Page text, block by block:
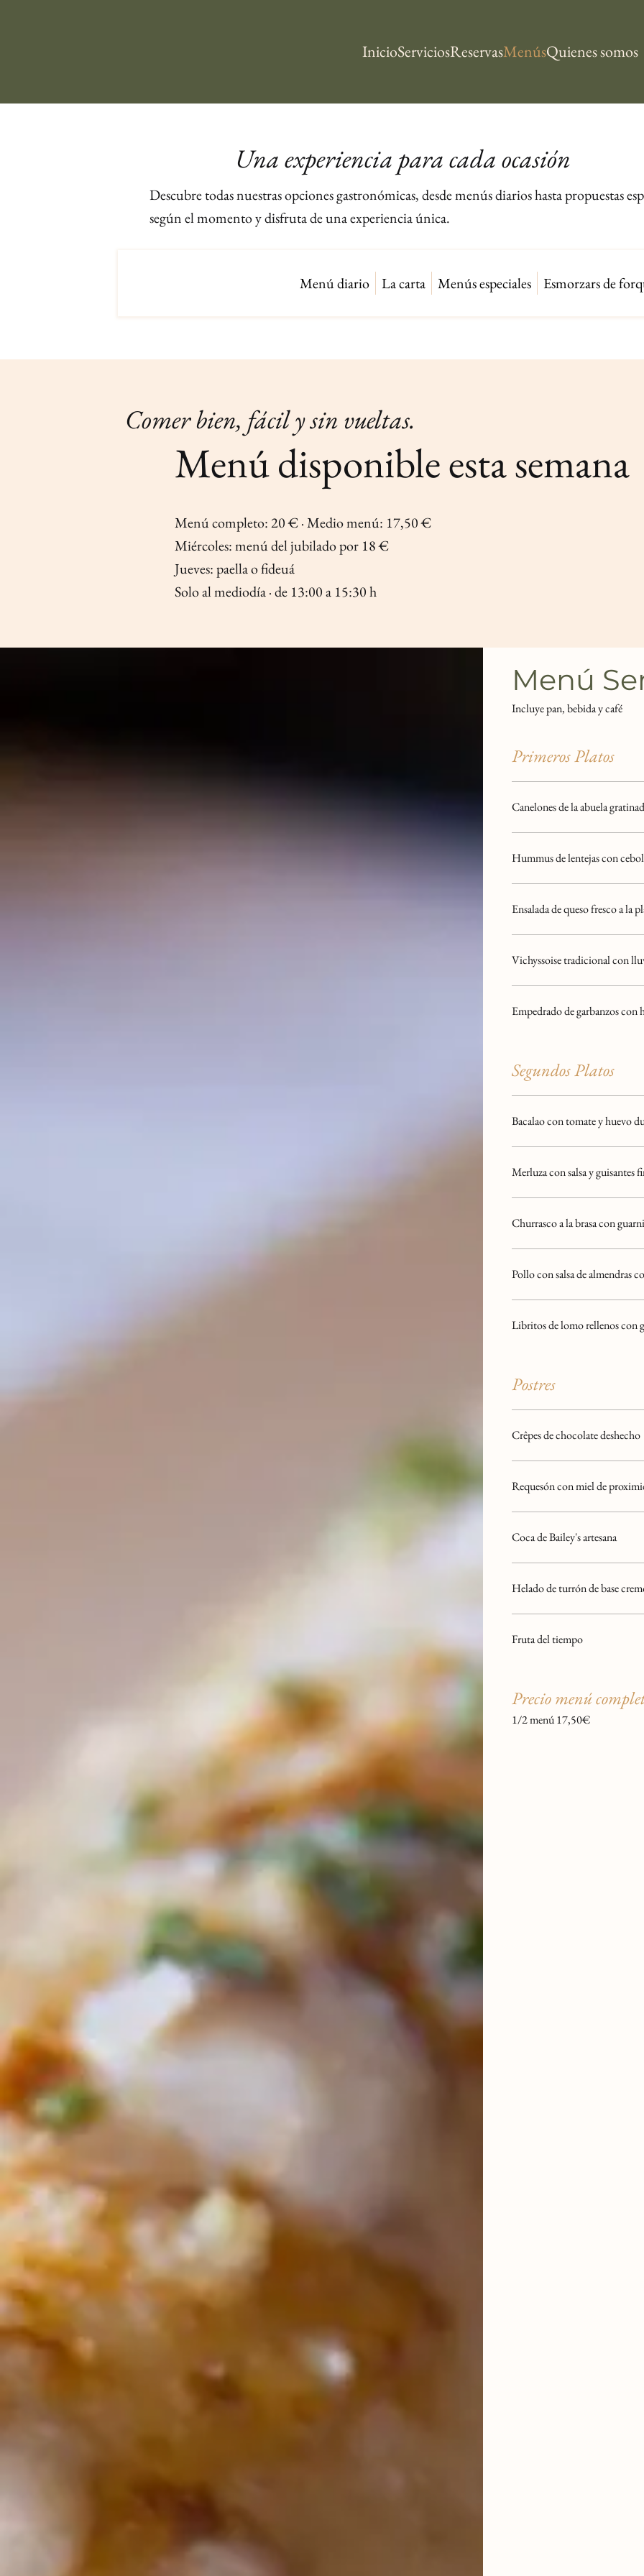
InicioServiciosReservasMenúsQuienes somos
Una experiencia para cada ocasión
Descubre todas nuestras opciones gastronómicas, desde menús diarios hasta propuestas
según el momento y disfruta de una experiencia única.
Menú diario La carta Menús especiales Esmorzars de
Comer bien, fácil y sin vueltas.
Menú disponible esta semana
Menú completo: 20 € · Medio menú: 17,50 €
Miércoles: menú del jubilado por 18 €
Jueves: paella o fideuá
Solo al mediodía · de 13:00 a 15:30 h
Menú
Incluye pan, bebida y café
Primeros Platos
Canelones de la abuela
Hummus de lentejas con
Ensalada de queso fresco a la
Vichyssoise tradicional con
Empedrado de garbanzos con
Segundos Platos
Bacalao con tomate y huevo
Merluza con salsa y guisantes
Churrasco a la brasa con
Pollo con salsa de almendras
Libritos de lomo rellenos con
Postres
Crêpes de chocolate deshecho
Requesón con miel de
Coca de Bailey's artesana
Helado de turrón de base
Fruta del tiempo
Precio menú
1/2 menú 17,50€